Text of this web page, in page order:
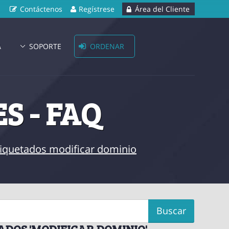
Contáctenos Regístrese Área del Cliente
SOPORTE ORDENAR
- FAQ
modificar dominio